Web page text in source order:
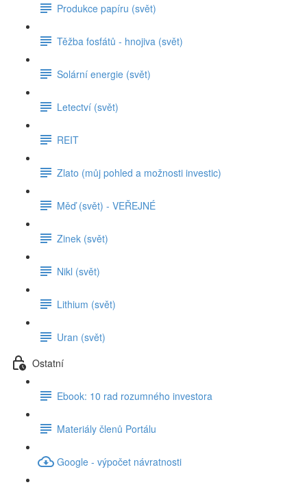
Produkce papíru (svět)
Těžba fosfátů - hnojiva (svět)
Solární energie (svět)
Letectví (svět)
REIT
Zlato (můj pohled a možnosti investic)
Měď (svět) - VEŘEJNÉ
Zinek (svět)
Nikl (svět)
Lithium (svět)
Uran (svět)
Ostatní
Ebook: 10 rad rozumného investora
Materiály členů Portálu
Google - výpočet návratnosti